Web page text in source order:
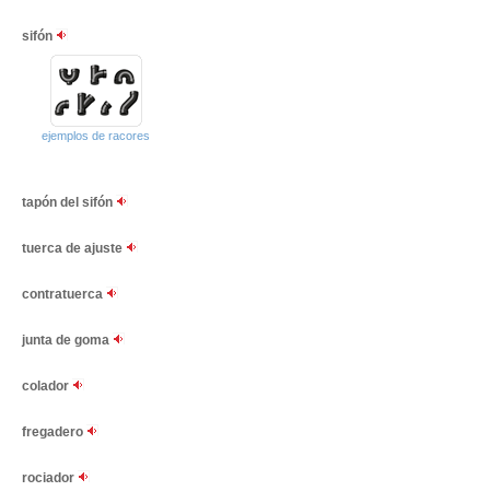
sifón
ejemplos de racores
tapón del sifón
tuerca de ajuste
contratuerca
junta de goma
colador
fregadero
rociador